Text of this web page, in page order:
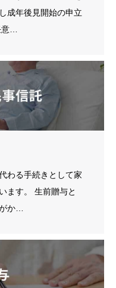
成年後見開始の申立
…
わる手続きとして家
ます。 生前贈与と
か…